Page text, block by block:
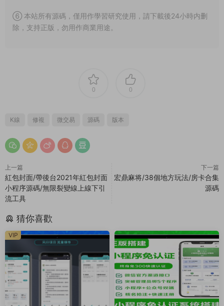
⑥ 本站所有源碼，僅用作學習研究使用，請下載後24小時内删
除，支持正版，勿用作商業用途。
0 0
K線 修複 微交易 源碼 版本
上一篇
紅包封面/帶後台2021年紅包封面
小程序源碼/無限裂變線上線下引
流工具
下一篇
宏鼎麻将/38個地方玩法/房卡合集
源碼
猜你喜歡
VIP